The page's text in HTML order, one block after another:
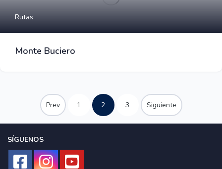
Rutas
Monte Buciero
Prev 1 2 3 Siguiente
SÍGUENOS